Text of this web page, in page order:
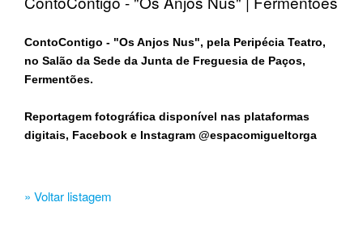
ContoContigo - "Os Anjos Nus", pela Peripécia Teatro,
no Salão da Sede da Junta de Freguesia de Paços,
Fermentões.
Reportagem fotográfica disponível nas plataformas
digitais, Facebook e Instagram @espacomigueltorga
» Voltar listagem